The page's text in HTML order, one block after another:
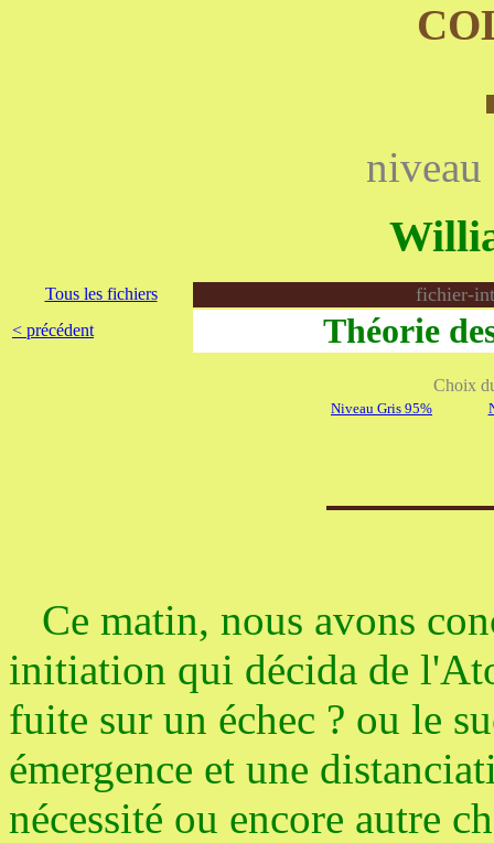
Tous les fichiers fichier-
< précédent Théorie
Choix
Niveau Gris 95%
Ce matin, nous avons
initiation qui décida de
fuite sur un échec ? ou le
émergence et une
nécessité ou encore autre